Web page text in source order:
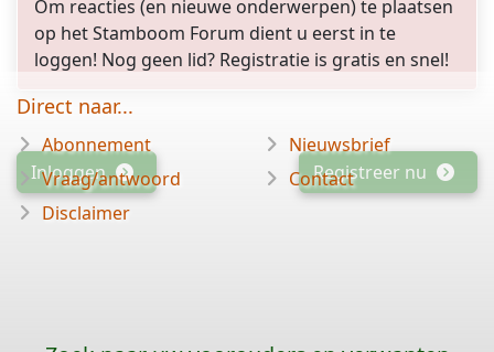
Om reacties (en nieuwe onderwerpen) te plaatsen
op het Stamboom Forum dient u eerst in te
loggen! Nog geen lid? Registratie is gratis en snel!
Inloggen Registreer nu
Direct naar...
Abonnement
Vraag/antwoord
Disclaimer
Nieuwsbrief
Contact